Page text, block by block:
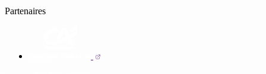
Partenaires